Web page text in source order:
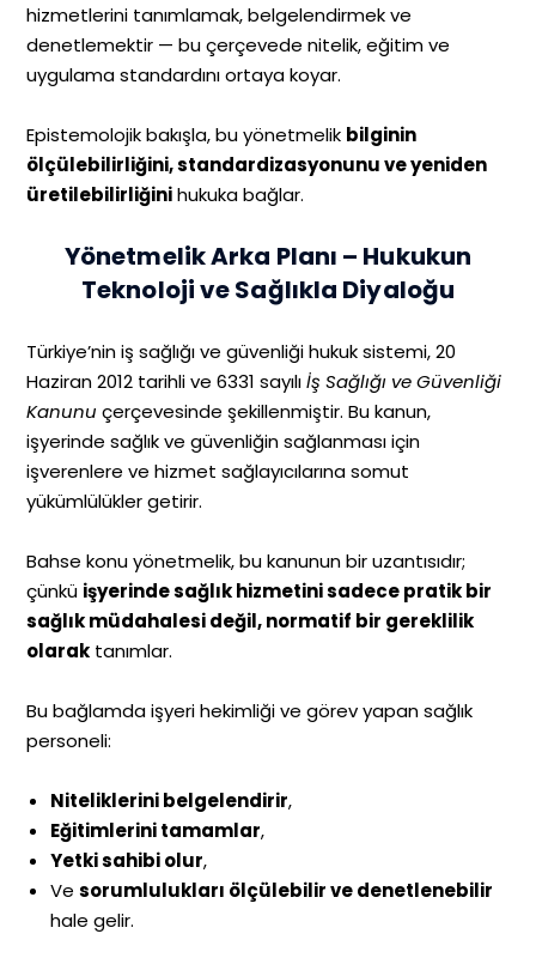
hizmetlerini tanımlamak, belgelendirmek ve
denetlemektir — bu çerçevede nitelik, eğitim ve
uygulama standardını ortaya koyar.
Epistemolojik bakışla, bu yönetmelik bilginin
ölçülebilirliğini, standardizasyonunu ve yeniden
üretilebilirliğinihukuka bağlar.
Yönetmelik Arka Planı – Hukukun
Teknoloji ve Sağlıkla Diyaloğu
Türkiye’nin iş sağlığı ve güvenliği hukuk sistemi, 20
Haziran 2012 tarihli ve 6331 sayılıİş Sağlığı ve Güvenliği
Kanunu çerçevesinde şekillenmiştir. Bu kanun,
işyerinde sağlık ve güvenliğin sağlanması için
işverenlere ve hizmet sağlayıcılarına somut
yükümlülükler getirir.
Bahse konu yönetmelik, bu kanunun bir uzantısıdır;
çünkü işyerinde sağlık hizmetini sadece pratik bir
sağlık müdahalesi değil, normatif bir gereklilik
olarak tanımlar.
Bu bağlamda işyeri hekimliği ve görev yapan sağlık
personeli:
Niteliklerini belgelendirir,
Eğitimlerini tamamlar,
Yetki sahibi olur,
Vesorumlulukları ölçülebilir ve denetlenebilir
hale gelir.